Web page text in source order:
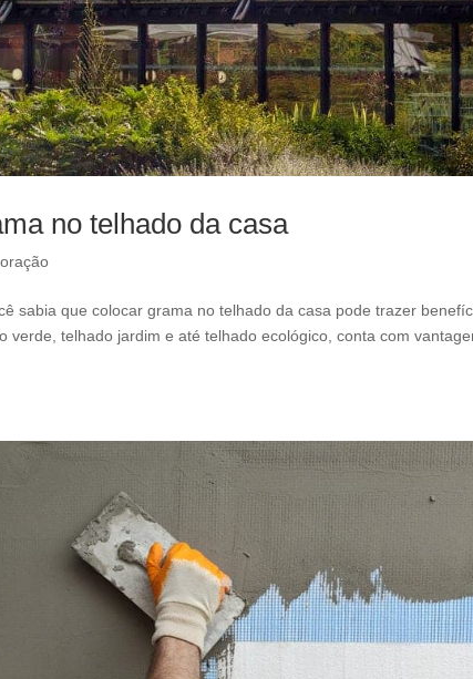
l
e
f
t
b
l
a
no telhado da casa
sabia que colocar grama no telhado da casa pode trazer
verde, telhado jardim e até telhado ecológico, conta com